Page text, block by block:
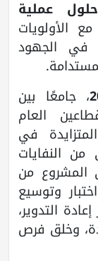
حلول عملية
الأولويات
في الجهود
، جامعًا بين
العام
في
من النفايات
المشروع من
وتوسيع
التدوير،
وخلق فرص